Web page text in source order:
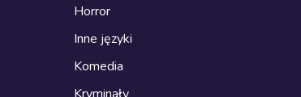
Horror
Inne języki
Komedia